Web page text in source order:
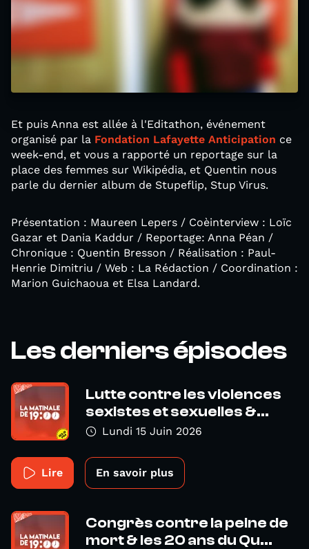
Et puis Anna est allée à l'Editathon, événement
organisé par la Fondation Lafayette Anticipation ce
week-end, et vous a rapporté un reportage sur la
place des femmes sur Wikipédia, et Quentin nous
parle du dernier album de Stupeflip, Stup Virus.
Présentation : Maureen Lepers / Coèinterview : Loïc
Gazar et Dania Kaddur / Reportage: Anna Péan /
Chronique : Quentin Bresson / Réalisation : Paul-
Henrie Dimitriu / Web : La Rédaction / Coordination :
Marion Guichaoua et Elsa Landard.
Les derniers épisodes
Lutte contre les violences
sexistes et sexuelles &...
Lundi 15 Juin 2026
Lire En savoir plus
Congrès contre la peine de
mort & les 20 ans du Qu...